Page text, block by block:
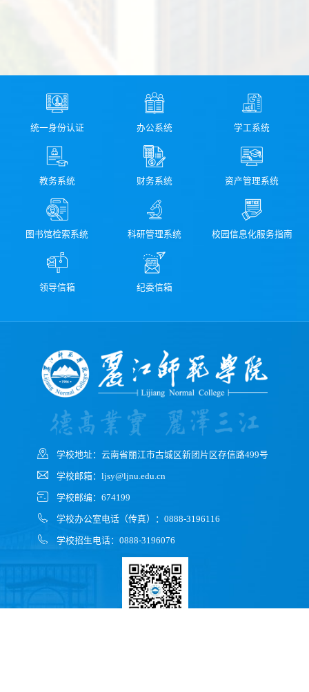
统一身份认证 办公系统 学工系统
教务系统 财务系统 资产管理系统
图书馆检索系统 科研管理系统 校园信息化服务指南
领导信箱 纪委信箱
学校地址：云南省丽江市古城区新团片区存信路499号
学校邮箱：ljsy@ljnu.edu.cn
学校邮编：674199
学校办公室电话（传真）：0888-3196116
学校招生电话：0888-3196076